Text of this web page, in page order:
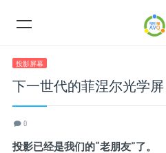
投影屏幕
下一世代的菲涅尔光学
0
投影已经是我们的“老朋友”了。